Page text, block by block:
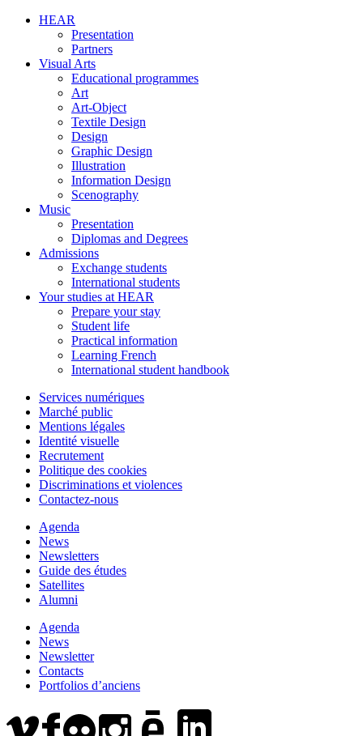
HEAR
Presentation
Partners
Visual Arts
Educational programmes
Art
Art-Object
Textile Design
Design
Graphic Design
Illustration
Information Design
Scenography
Music
Presentation
Diplomas and Degrees
Admissions
Exchange students
International students
Your studies at HEAR
Prepare your stay
Student life
Practical information
Learning French
International student handbook
Services numériques
Marché public
Mentions légales
Identité visuelle
Recrutement
Politique des cookies
Discriminations et violences
Contactez-nous
Agenda
News
Newsletters
Guide des études
Satellites
Alumni
Agenda
News
Newsletter
Contacts
Portfolios d’anciens